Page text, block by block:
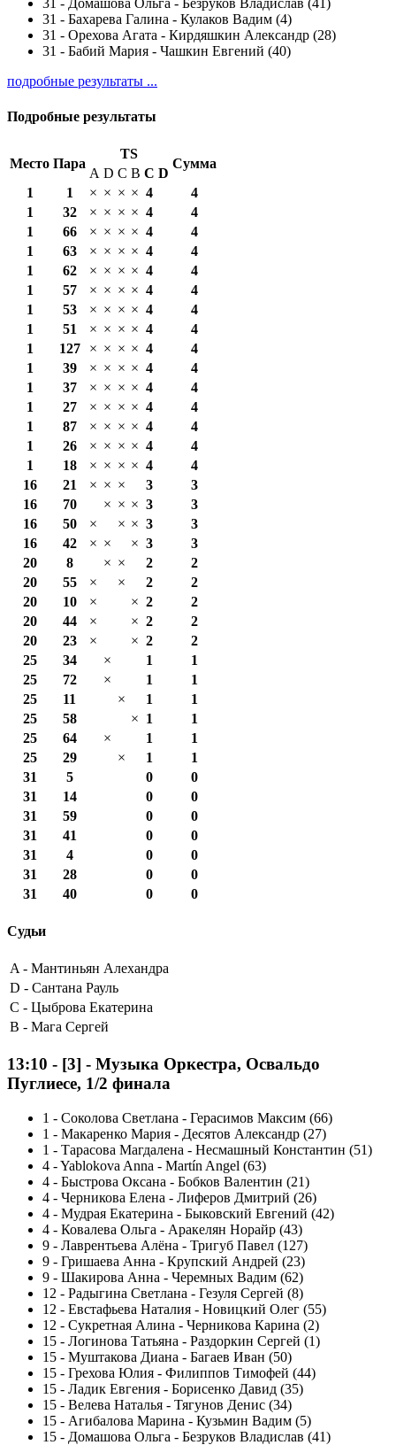
31 - Домашова Ольга - Безруков Владислав (41)
31 - Бахарева Галина - Кулаков Вадим (4)
31 - Орехова Агата - Кирдяшкин Александр (28)
31 - Бабий Мария - Чашкин Евгений (40)
подробные результаты ...
Подробные результаты
Место Пара
TS
Сумма
A D C B С D
1
1 × × × × 4
4
1
32 × × × × 4
4
1
66 × × × × 4
4
1
63 × × × × 4
4
1
62 × × × × 4
4
1
57 × × × × 4
4
1
53 × × × × 4
4
1
51 × × × × 4
4
1
127 × × × × 4
4
1
39 × × × × 4
4
1
37 × × × × 4
4
1
27 × × × × 4
4
1
87 × × × × 4
4
1
26 × × × × 4
4
1
18 × × × × 4
4
16
21 × × × 3
3
16
70 × × × 3
3
16
50 × × × 3
3
16
42 × × × 3
3
20
8 × × 2
2
20
55 × × 2
2
20
10 × × 2
2
20
44 × × 2
2
20
23 × × 2
2
25
34 × 1
1
25
72 × 1
1
25
11 × 1
1
25
58 × 1
1
25
64 × 1
1
25
29 × 1
1
31
5 0
0
31
14 0
0
31
59 0
0
31
41 0
0
31
4 0
0
31
28 0
0
31
40 0 0
Судьи
A - Мантиньян Алехандра
D - Сантана Рауль
C - Цыброва Екатерина
B - Мага Сергей
13:10 - [3] - Музыка Оркестра, Освальдо
Пуглиесе, 1/2 финала
1 - Соколова Светлана - Герасимов Максим (66)
1 - Макаренко Мария - Десятов Александр (27)
1 - Тарасова Магдалена - Несмашный Константин (51)
4 -Yablokova Anna - Martín Angel (63)
4 - Быстрова Оксана - Бобков Валентин (21)
4 - Черникова Елена - Лиферов Дмитрий (26)
4 - Мудрая Екатерина - Быковский Евгений (42)
4 - Ковалева Ольга - Аракелян Норайр (43)
9 - Лаврентьева Алёна - Тригуб Павел (127)
9 - Гришаева Анна - Крупский Андрей (23)
9 - Шакирова Анна - Черемных Вадим (62)
12 - Радыгина Светлана - Гезуля Сергей (8)
12 - Евстафьева Наталия - Новицкий Олег (55)
12 - Сукретная Алина - Черникова Карина (2)
15 - Логинова Татьяна - Раздоркин Сергей (1)
15 - Муштакова Диана - Багаев Иван (50)
15 - Грехова Юлия - Филиппов Тимофей (44)
15 - Ладик Евгения - Борисенко Давид (35)
15 - Велева Наталья - Тягунов Денис (34)
15 - Агибалова Марина - Кузьмин Вадим (5)
15 - Домашова Ольга - Безруков Владислав (41)